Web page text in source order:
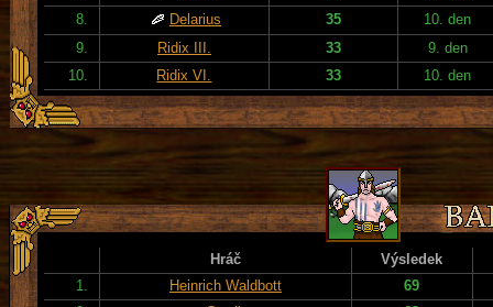
8.
Delarius 35
10. den
9.
Ridix III. 33
9. den
10.
Ridix VI. 33 10. den
Hráč
Výsledek
1.
Heinrich Waldbott
69